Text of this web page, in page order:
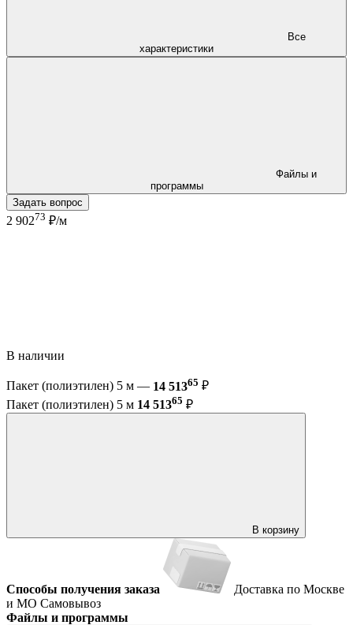
характеристики
программы
Задать вопрос
2 90273 ₽/м
В наличии
Пакет (полиэтилен) 5 м — 14 51365 ₽
Пакет (полиэтилен) 5 м 14 51365 ₽
В корзину
Способы получения заказа
Доставка по Москве
и МО Самовывоз
Файлы и программы